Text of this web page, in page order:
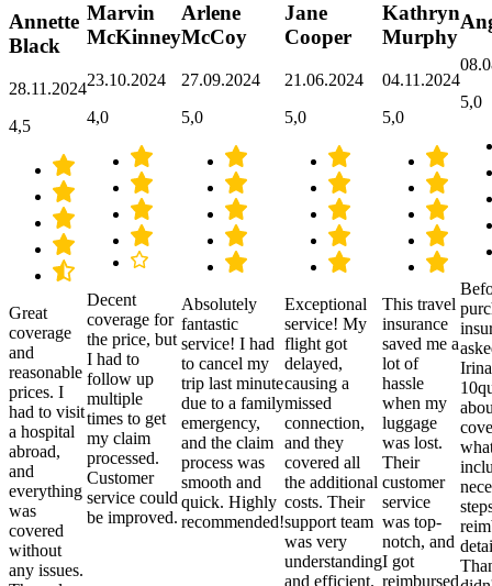
Annette
Black
28.11.2024
4,5
Great
coverage
and
reasonable
prices. I
had to visit
a hospital
abroad,
and
everything
was
covered
without
any issues.
Marvin
McKinney
23.10.2024
4,0
Decent
coverage for
the price, but
I had to
follow up
multiple
times to get
my claim
processed.
Customer
service could
be improved.
Arlene
McCoy
27.09.2024
5,0
Absolutely
fantastic
service! I had
to cancel my
trip last minute
due to a family
emergency,
and the claim
process was
smooth and
quick. Highly
recommended!
Jane
Cooper
21.06.2024
5,0
Exceptional
service! My
flight got
delayed,
causing a
missed
connection,
and they
covered all
the additional
costs. Their
support team
was very
understanding
and efficient.
Kathryn
Murphy
04.11.2024
5,0
This travel
insurance
saved me a
lot of
hassle
when my
luggage
was lost.
Their
customer
service
was top-
notch, and
I got
reimbursed
5,0